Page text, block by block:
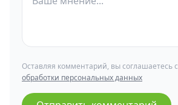
Оставляя комментарий, вы соглашаетесь с
обработки персональных данных